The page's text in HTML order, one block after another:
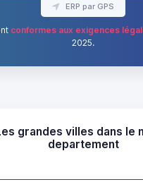
ERP par GPS
conformes aux exigences
2025.
grandes villes dans le
departement